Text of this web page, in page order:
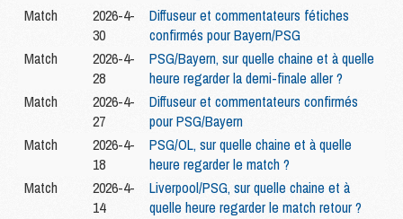
Match
2026-4-
30
Diffuseur et commentateurs fétiches
confirmés pour Bayern/PSG
Match
2026-4-
28
PSG/Bayern, sur quelle chaine et à quelle
heure regarder la demi-finale aller ?
Match
2026-4-
27
Diffuseur et commentateurs confirmés
pour PSG/Bayern
Match
2026-4-
18
PSG/OL, sur quelle chaine et à quelle
heure regarder le match ?
Match
2026-4-
14
Liverpool/PSG, sur quelle chaine et à
quelle heure regarder le match retour ?